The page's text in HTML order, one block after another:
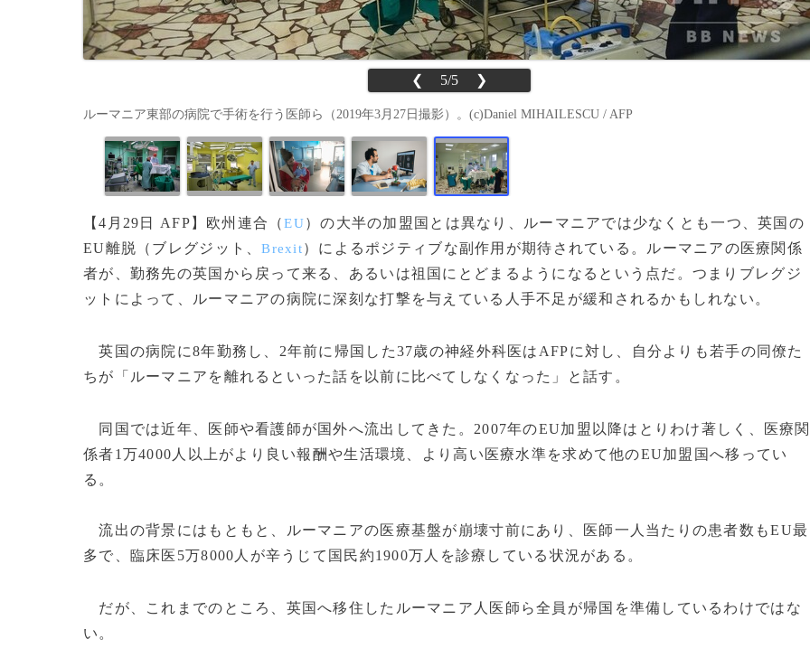
❮ 5/5 ❯
ルーマニア東部の病院で手術を行う医師ら（2019年3月27日撮影）。(c)Daniel MIHAILESCU / AFP
【4月29日 AFP】欧州連合（EU）の大半の加盟国とは異なり、ルーマニアでは少なくとも一つ、英国の
EU離脱（ブレグジット、Brexit）によるポジティブな副作用が期待されている。ルーマニアの医療関係
者が、勤務先の英国から戻って来る、あるいは祖国にとどまるようになるという点だ。つまりブレグジ
ットによって、ルーマニアの病院に深刻な打撃を与えている人手不足が緩和されるかもしれない。
英国の病院に8年勤務し、2年前に帰国した37歳の神経外科医はAFPに対し、自分よりも若手の同僚た
ちが「ルーマニアを離れるといった話を以前に比べてしなくなった」と話す。
同国では近年、医師や看護師が国外へ流出してきた。2007年のEU加盟以降はとりわけ著しく、医療関
係者1万4000人以上がより良い報酬や生活環境、より高い医療水準を求めて他のEU加盟国へ移ってい
る。
流出の背景にはもともと、ルーマニアの医療基盤が崩壊寸前にあり、医師一人当たりの患者数もEU最
多で、臨床医5万8000人が辛うじて国民約1900万人を診療している状況がある。
だが、これまでのところ、英国へ移住したルーマニア人医師ら全員が帰国を準備しているわけではな
い。